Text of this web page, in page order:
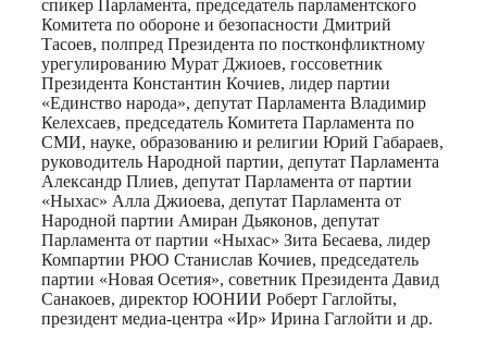
спикер Парламента, председатель парламентского
Комитета по обороне и безопасности Дмитрий
Тасоев, полпред Президента по постконфликтному
урегулированию Мурат Джиоев, госсоветник
Президента Константин Кочиев, лидер партии
«Единство народа», депутат Парламента Владимир
Келехсаев, председатель Комитета Парламента по
СМИ, науке, образованию и религии Юрий Габараев,
руководитель Народной партии, депутат Парламента
Александр Плиев, депутат Парламента от партии
«Ныхас» Алла Джиоева, депутат Парламента от
Народной партии Амиран Дьяконов, депутат
Парламента от партии «Ныхас» Зита Бесаева, лидер
Компартии РЮО Станислав Кочиев, председатель
партии «Новая Осетия», советник Президента Давид
Санакоев, директор ЮОНИИ Роберт Гаглойты,
президент медиа-центра «Ир» Ирина Гаглойти и др.